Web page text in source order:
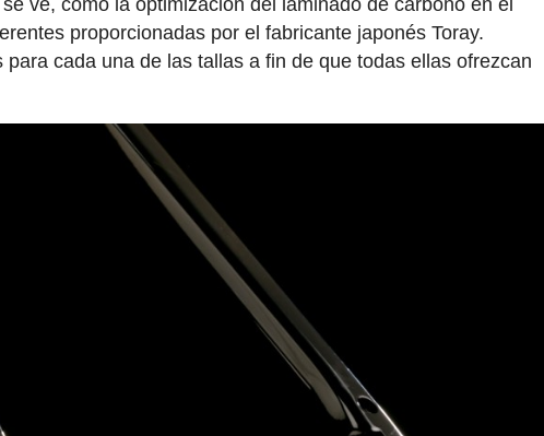
proporcionadas por el fabricante japonés Toray.
cada una de las tallas a fin de que todas ellas ofrezcan